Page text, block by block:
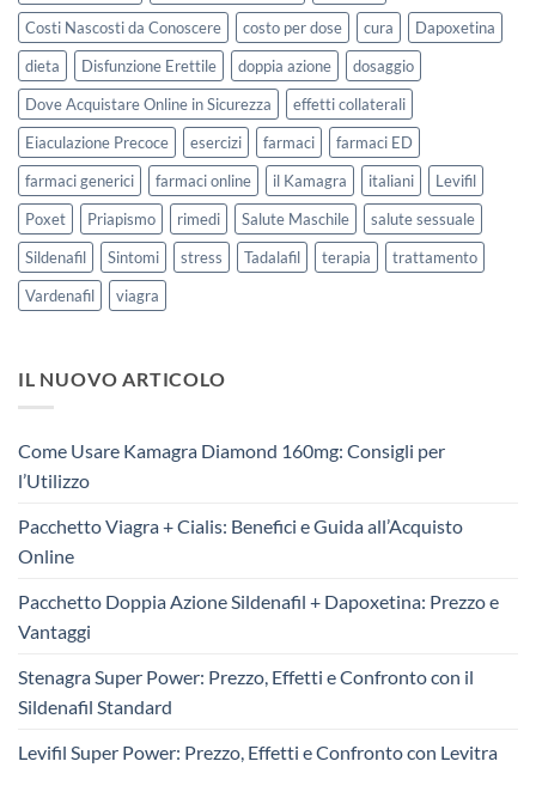
Costi Nascosti da Conoscere
costo per dose cura
Dapoxetina
dieta
Disfunzione Erettile doppia azione
dosaggio
Dove Acquistare Online in Sicurezza
effetti collaterali
Eiaculazione Precoce
esercizi farmaci
farmaci ED
farmaci generici
farmaci online il Kamagra italiani
Levifil
Poxet
Priapismo rimedi Salute Maschile
salute sessuale
Sildenafil
Sintomi stress Tadalafil terapia
trattamento
Vardenafil
viagra
IL NUOVO ARTICOLO
Come Usare Kamagra Diamond 160mg: Consigli per
l’Utilizzo
Pacchetto Viagra + Cialis: Benefici e Guida all’Acquisto
Online
Pacchetto Doppia Azione Sildenafil + Dapoxetina: Prezzo e
Vantaggi
Stenagra Super Power: Prezzo, Effetti e Confronto con il
Sildenafil Standard
Levifil Super Power: Prezzo, Effetti e Confronto con Levitra